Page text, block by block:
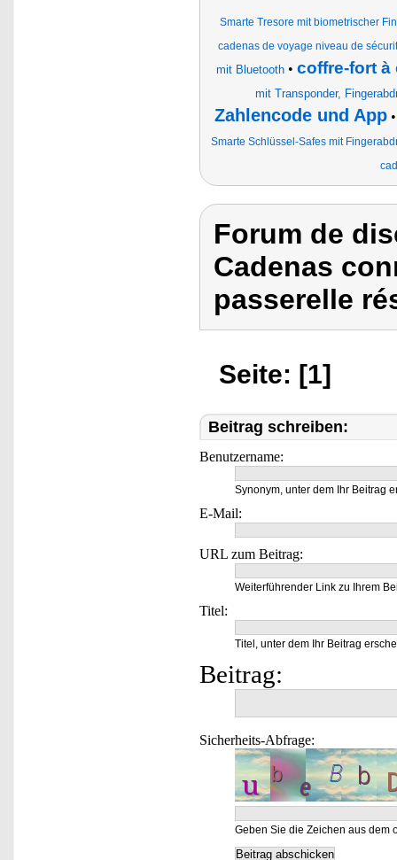
Smarte Tresore mit biometrischer
cadenas de voyage niveau de
mit Bluetooth • coffre-fort à
mit Transponder,
Zahlencode und App
Smarte Schlüssel-Safes mit
Forum de
Cadenas
passerelle
Seite: [1]
Beitrag schreiben:
Benutzername:
Synonym, unter dem Ihr Beitrag
E-Mail:
URL zum Beitrag:
Weiterführender Link zu Ihrem
Titel:
Titel, unter dem Ihr Beitrag
Beitrag:
Sicherheits-Abfrage:
Geben Sie die Zeichen aus dem